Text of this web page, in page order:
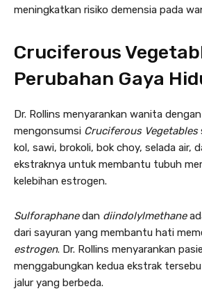
meningkatkan risiko demensia pada
Cruciferous
Perubahan Gaya
Dr. Rollins menyarankan wanita
mengonsumsi Cruciferous Vegetables
kol, sawi, brokoli, bok choy, selada air,
ekstraknya untuk membantu tubuh
kelebihan estrogen.
Sulforaphanedan diindolylmethane
dari sayuran yang membantu hati
estrogen. Dr. Rollins menyarankan
menggabungkan kedua ekstrak
jalur yang berbeda.